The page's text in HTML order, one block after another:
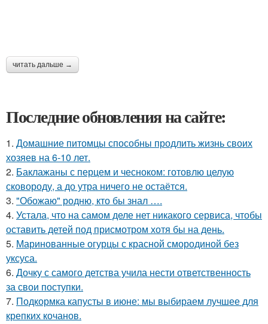
читать дальше →
Последние обновления на сайте:
1. Домашние питомцы способны продлить жизнь своих
хозяев на 6-10 лет.
2. Баклажаны с перцем и чесноком: готовлю целую
сковороду, а до утра ничего не остаётся.
3. "Обожаю" родню, кто бы знал ….
4. Устала, что на самом деле нет никакого сервиса, чтобы
оставить детей под присмотром хотя бы на день.
5. Маринованные огурцы с красной смородиной без
уксуса.
6. Дочку с самого детства учила нести ответственность
за свои поступки.
7. Подкормка капусты в июне: мы выбираем лучшее для
крепких кочанов.